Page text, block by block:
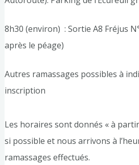
8h30 (environ) : Sortie A8 Fréjus
après le péage)
Autres ramassages possibles à
inscription
Les horaires sont donnés « à partir
si possible et nous arrivons à
ramassages effectués.